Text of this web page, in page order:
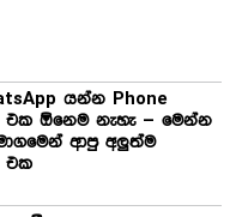
යන්න Phone
එක ඕනෙම නැහැ – මෙන්න
ආපු අලුත්ම
එක